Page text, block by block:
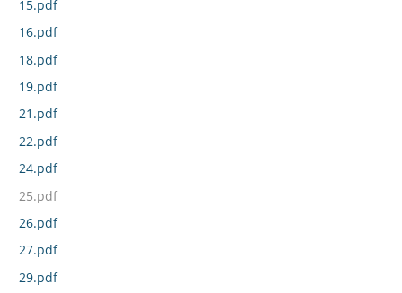
15.pdf
16.pdf
18.pdf
19.pdf
21.pdf
22.pdf
24.pdf
25.pdf
26.pdf
27.pdf
29.pdf